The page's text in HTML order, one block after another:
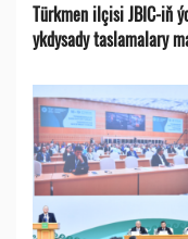
Türkmen ilçisi JBIC-iň
ykdysady taslamalary